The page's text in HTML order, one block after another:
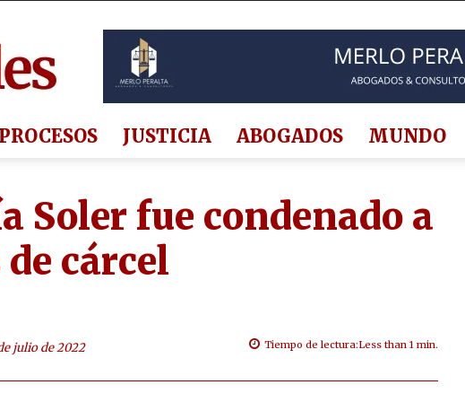
PROCESOS JUSTICIA ABOGADOS MUNDO
Soler fue condenado a
cárcel
julio de 2022 Tiempo de lectura:Less than 1 min.